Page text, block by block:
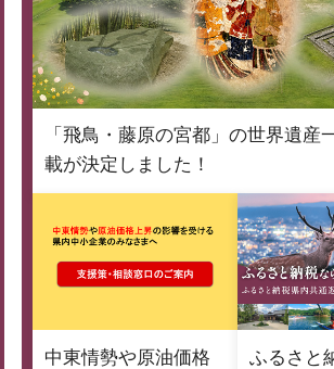
「飛鳥・藤原の宮都」の世界遺産
載が決定しました！
中東情勢や原油価格
ふるさと